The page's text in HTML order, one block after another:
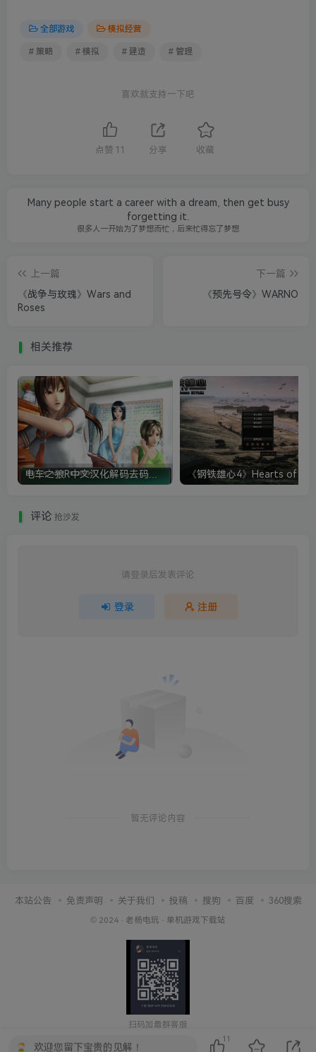
全部游戏 模拟经营
# 策略 # 模拟 # 建造 # 管理
喜欢就支持一下吧
点赞 11 分享 收藏
Many people start a career with a dream, then get busy
forgetting it.
很多人一开始为了梦想而忙，后来忙得忘了梦想
上一篇
《战争与玫瑰》Wars and
Roses
下一篇
《预先号令》WARNO
相关推荐
评论 抢沙发
请登录后发表评论
登录 注册
暂无评论内容
本站公告 免责声明 关于我们 投稿 搜狗 百度 360搜索
© 2024 · 老杨电玩 · 单机游戏下载站
扫码加最群客服
欢迎您留下宝贵的见解！
11